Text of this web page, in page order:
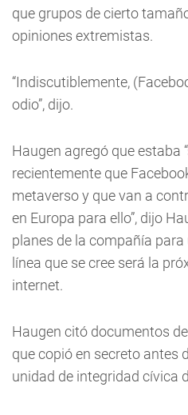
que grupos de cierto
opiniones extremistas.
“Indiscutiblemente,
odio”, dijo.
Haugen agregó que estaba
recientemente que
metaverso y que van a
en Europa para ello”, dijo
planes de la compañía
línea que se cree será la
internet.
Haugen citó documentos
que copió en secreto antes
unidad de integridad cívica